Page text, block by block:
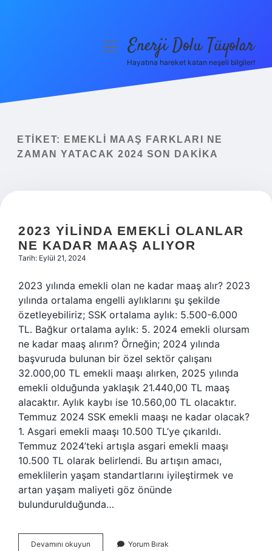
Yasal Uyarı
menüyüEnerji Dolu Tüyolar
Hayatına hareket katan neşeli bilgiler!
ETIKET:
EMEKLI MAAŞ FARKLARI NE
ZAMAN YATACAK 2024 SON DAKIKA
2023 YILINDA EMEKLI OLANLAR
NE KADAR MAAŞ ALIYOR
Tarih: Eylül 21, 2024
2023 yılında emekli olan ne kadar maaş alır? 2023
yılında ortalama engelli aylıklarını şu şekilde
özetleyebiliriz; SSK ortalama aylık: 5.500-6.000
TL. Bağkur ortalama aylık: 5. 2024 emekli olursam
ne kadar maaş alırım? Örneğin; 2024 yılında
başvuruda bulunan bir özel sektör çalışanı
32.000,00 TL emekli maaşı alırken, 2025 yılında
emekli olduğunda yaklaşık 21.440,00 TL maaş
alacaktır. Aylık kaybı ise 10.560,00 TL olacaktır.
Temmuz 2024 SSK emekli maaşı ne kadar olacak?
1. Asgari emekli maaşı 10.500 TL’ye çıkarıldı.
Temmuz 2024’teki artışla asgari emekli maaşı
10.500 TL olarak belirlendi. Bu artışın amacı,
emeklilerin yaşam standartlarını iyileştirmek ve
artan yaşam maliyeti göz önünde
bulundurulduğunda…
Devamını okuyun Yorum Bırak